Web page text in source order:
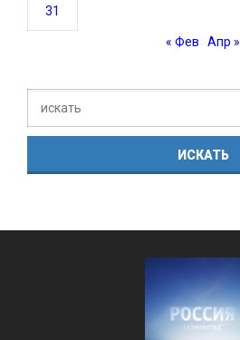
31
« Фев Апр »